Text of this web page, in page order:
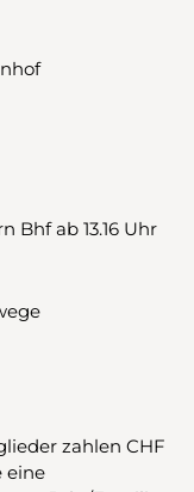
Bhf ab 13.16 Uhr
zahlen CHF
eine